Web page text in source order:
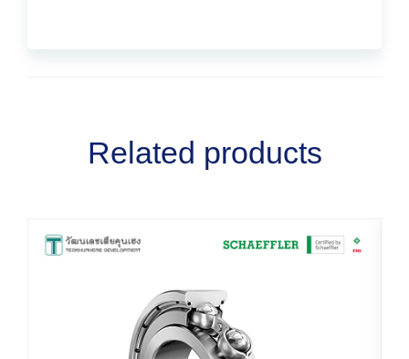
Related products